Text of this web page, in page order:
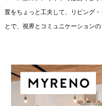
置をちょっと工夫して、リビング
とで、視界とコミュニケーション